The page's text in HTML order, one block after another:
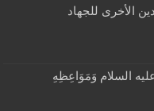
الأخرى للجهاد
السلام وَمَوَاعِظِهِ